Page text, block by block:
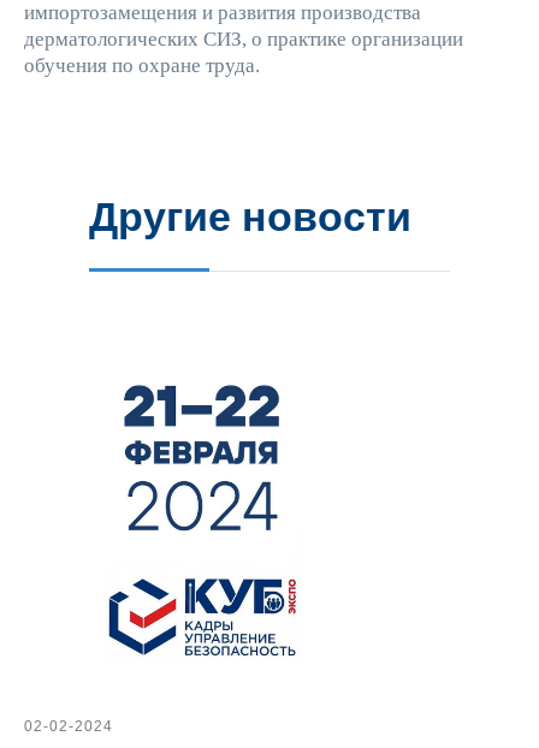
импортозамещения и развития производства
дерматологических СИЗ, о практике организации
обучения по охране труда.
Другие новости
02-02-2024